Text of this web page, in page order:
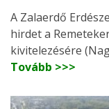
A Zalaerdő
hirdet a
kivitelezésére
Tovább >>>